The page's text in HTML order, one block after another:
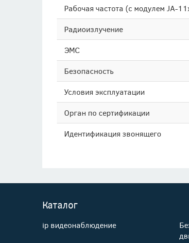
Рабочая частота (с модулем JA-
Радиоизлучение
ЭМС
Безопасность
Условия эксплуатации
Орган по сертификации
Идентификация звонящего
Каталог
ip видеонаблюдение